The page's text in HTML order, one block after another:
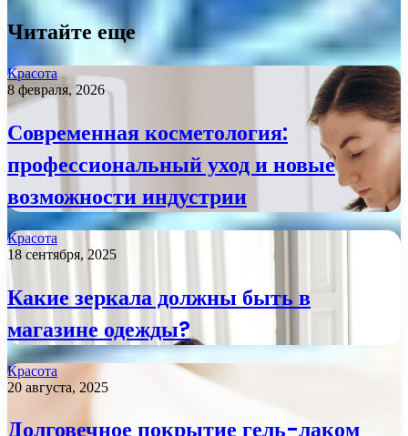
Читайте еще
Красота
8 февраля, 2026
Современная косметология:
профессиональный уход и новые
возможности индустрии
Красота
18 сентября, 2025
Какие зеркала должны быть в
магазине одежды?
Красота
20 августа, 2025
Долговечное покрытие гель-лаком